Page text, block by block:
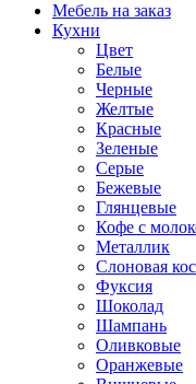
Мебель на заказ
Кухни
Цвет
Белые
Черные
Желтые
Красные
Зеленые
Серые
Бежевые
Глянцевые
Кофе с
Металлик
Слоновая
Фуксия
Шоколад
Шампань
Оливковые
Оранжевые